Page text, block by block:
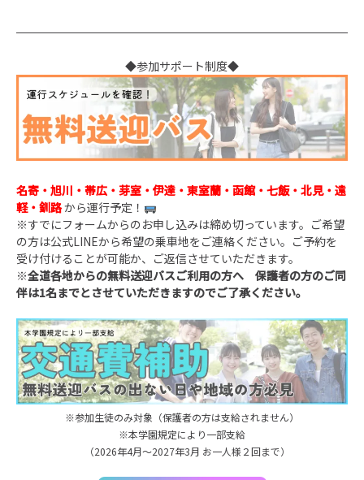
◆参加サポート制度◆
名寄・旭川・帯広・芽室・伊達・東室蘭・函館・七飯・北見・遠
軽・釧路から運行予定！
※すでにフォームからのお申し込みは締め切っています。ご希望
の方は公式LINEから希望の乗車地をご連絡ください。ご予約を
受け付けることが可能か、ご返信させていただきます。
※全道各地からの無料送迎バスご利用の方へ 保護者の方のご同
伴は1名までとさせていただきますのでご了承ください。
※参加生徒のみ対象（保護者の方は支給されません）
※本学園規定により一部支給
（2026年4月～2027年3月 お一人様２回まで）